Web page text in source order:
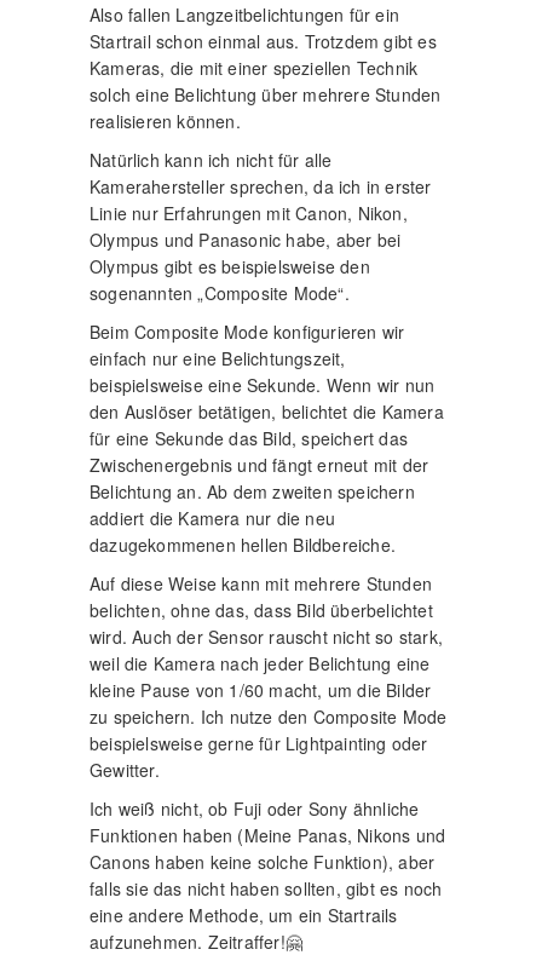
Also fallen Langzeitbelichtungen für ein
Startrail schon einmal aus. Trotzdem gibt es
Kameras, die mit einer speziellen Technik
solch eine Belichtung über mehrere Stunden
realisieren können.
Natürlich kann ich nicht für alle
Kamerahersteller sprechen, da ich in erster
Linie nur Erfahrungen mit Canon, Nikon,
Olympus und Panasonic habe, aber bei
Olympus gibt es beispielsweise den
sogenannten „Composite Mode“.
Beim Composite Mode konfigurieren wir
einfach nur eine Belichtungszeit,
beispielsweise eine Sekunde. Wenn wir nun
den Auslöser betätigen, belichtet die Kamera
für eine Sekunde das Bild, speichert das
Zwischenergebnis und fängt erneut mit der
Belichtung an. Ab dem zweiten speichern
addiert die Kamera nur die neu
dazugekommenen hellen Bildbereiche.
Auf diese Weise kann mit mehrere Stunden
belichten, ohne das, dass Bild überbelichtet
wird. Auch der Sensor rauscht nicht so stark,
weil die Kamera nach jeder Belichtung eine
kleine Pause von 1/60 macht, um die Bilder
zu speichern. Ich nutze den Composite Mode
beispielsweise gerne für Lightpainting oder
Gewitter.
Ich weiß nicht, ob Fuji oder Sony ähnliche
Funktionen haben (Meine Panas, Nikons und
Canons haben keine solche Funktion), aber
falls sie das nicht haben sollten, gibt es noch
eine andere Methode, um ein Startrails
aufzunehmen. Zeitraffer!🤗